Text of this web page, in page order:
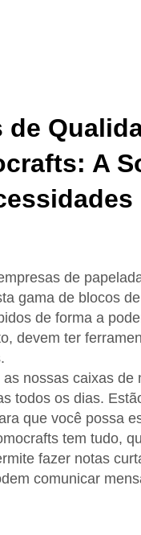
de
A
de
gama de blocos
de forma a
devem ter
nossas caixas de
todos os dias.
que você possa
tem tudo,
fazer notas
comunicar